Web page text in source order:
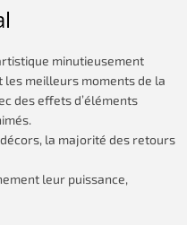
minutieusement
les meilleurs moments de la
des effets d’éléments
la majorité des retours
leur puissance,